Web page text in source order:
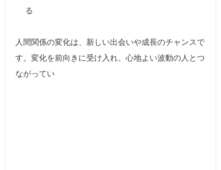
る
人間関係の変化は、新しい出会いや成長のチャンスで
す。変化を前向きに受け入れ、心地よい波動の人とつ
ながってい